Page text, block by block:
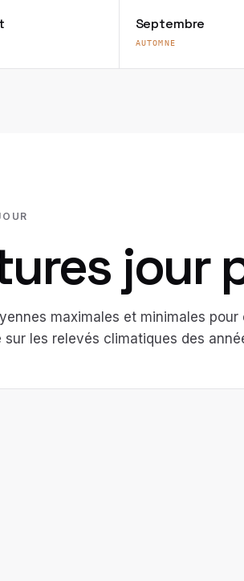
Septembre
AUTOMNE
jour
maximales et minimales pour
sur les relevés climatiques des